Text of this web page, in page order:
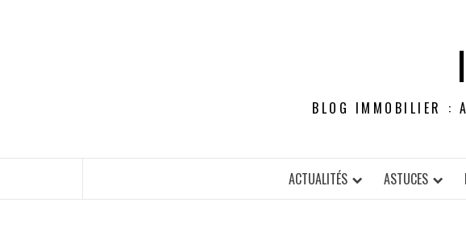
BLOG IMMOBILIER :
ACTUALITÉS ASTUCES